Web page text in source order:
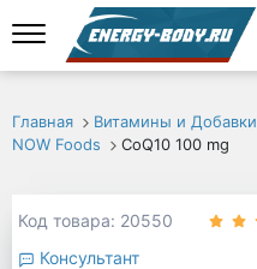
Главная Витамины и Добавки
NOW Foods
CoQ10 100 mg
Код товара: 20550
Консультант